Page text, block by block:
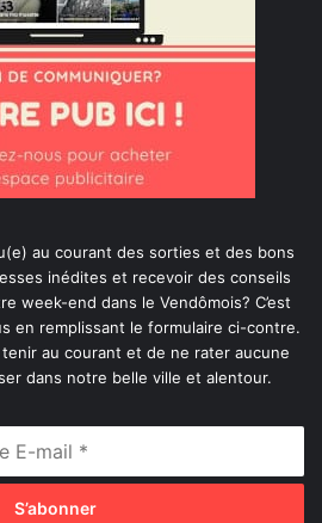
au courant des sorties et des bons
inédites et recevoir des conseils
week-end dans le Vendômois? C’est
en remplissant le formulaire ci-contre.
au courant et de ne rater aucune
dans notre belle ville et alentour.